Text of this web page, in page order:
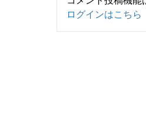
ログインはこちら